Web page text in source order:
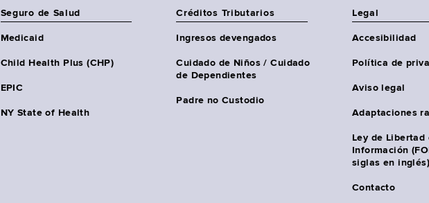
Seguro de Salud
Medicaid
Child Health Plus (CHP)
EPIC
NY State of Health
Créditos Tributarios
Ingresos devengados
Cuidado de Niños / Cuidado
de Dependientes
Padre no Custodio
Legal
Accesibilidad
Política de
Aviso legal
Adaptaciones
Ley de Libertad
Información
siglas en inglés)
Contacto